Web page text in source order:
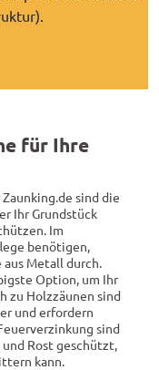
für Ihre
sind die
Ihr Grundstück
Im
benötigen,
aus Metall durch.
Option, um Ihr
zu Holzzäunen sind
und erfordern
sind
Rost geschützt,
kann.